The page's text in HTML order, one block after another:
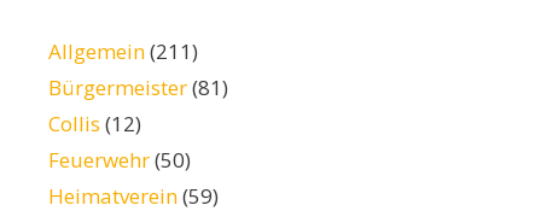
Allgemein(211)
Bürgermeister(81)
Collis (12)
Feuerwehr(50)
Heimatverein(59)